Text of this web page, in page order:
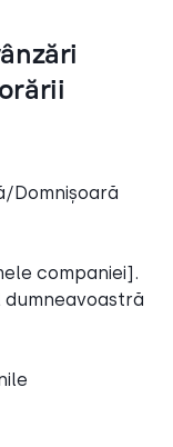
Domnișoară
companiei].